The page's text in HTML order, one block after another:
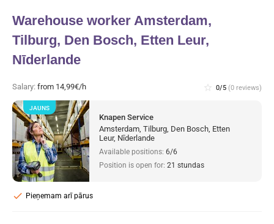
Warehouse worker Amsterdam,
Tilburg, Den Bosch, Etten Leur,
Nīderlande
Salary: from 14,99€/h star_border 0/5 (0 reviews)
Knapen Service
Amsterdam, Tilburg, Den Bosch, Etten
Leur, Nīderlande
Available positions: 6/6
Position is open for: 21 stundas
Pieņemam arī pārus
check
JAUNS